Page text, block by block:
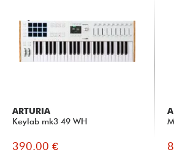
ARTURIA
Keylab mk3 49 WH
390.00 €